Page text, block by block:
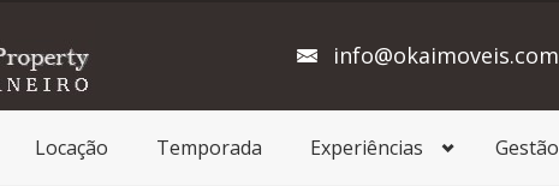
info@okaimoveis.com
Locação Temporada Experiências Gestão